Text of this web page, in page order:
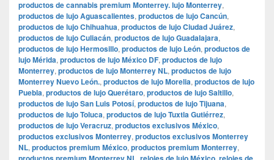
productos de cannabis premium Monterrey. lujo Monterrey,
productos de lujo Aguascalientes, productos de lujo Cancún,
productos de lujo Chihuahua, productos de lujo Ciudad Juárez,
productos de lujo Culiacán, productos de lujo Guadalajara,
productos de lujo Hermosillo, productos de lujo León, productos de
lujo Mérida, productos de lujo México DF, productos de lujo
Monterrey, productos de lujo Monterrey NL, productos de lujo
Monterrey Nuevo León., productos de lujo Morelia, productos de lujo
Puebla, productos de lujo Querétaro, productos de lujo Saltillo,
productos de lujo San Luis Potosí, productos de lujo Tijuana,
productos de lujo Toluca, productos de lujo Tuxtla Gutiérrez,
productos de lujo Veracruz, productos exclusivos México,
productos exclusivos Monterrey, productos exclusivos Monterrey
NL, productos premium México, productos premium Monterrey,
, ,